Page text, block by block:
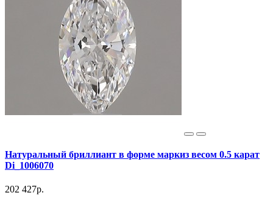
Натуральный бриллиант в форме маркиз весом 0.5 карат
Di_1006070
202 427р.